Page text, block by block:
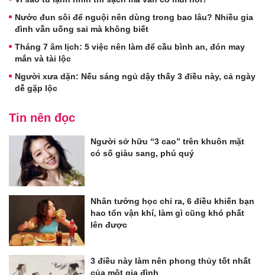
Nước đun sôi để nguội nên dùng trong bao lâu? Nhiều gia
đình vẫn uống sai mà không biết
Tháng 7 âm lịch: 5 việc nên làm để cầu bình an, đón may
mắn và tài lộc
Người xưa dặn: Nếu sáng ngủ dậy thấy 3 điều này, cả ngày
dễ gặp lộc
Tin nên đọc
Người sở hữu “3 cao” trên khuôn mặt
có số giàu sang, phú quý
Nhân tướng học chỉ ra, 6 điều khiến bạn
hao tổn vận khí, làm gì cũng khó phất
lên được
3 điều này làm nên phong thủy tốt nhất
của một gia đình